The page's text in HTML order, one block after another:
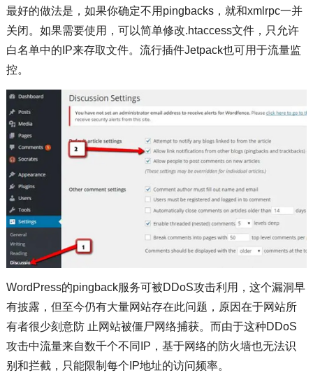
最好的做法是，如果你确定不用pingbacks，就和xmlrpc一并
关闭。如果需要使用，可以简单修改.htaccess文件，只允许
白名单中的IP来存取文件。流行插件Jetpack也可用于流量监
控。
WordPress的pingback服务可被DDoS攻击利用，这个漏洞早
有披露，但至今仍有大量网站存在此问题，原因在于网站所
有者很少刻意防 止网站被僵尸网络捕获。而由于这种DDoS
攻击中流量来自数千个不同IP，基于网络的防火墙也无法识
别和拦截，只能限制每个IP地址的访问频率。